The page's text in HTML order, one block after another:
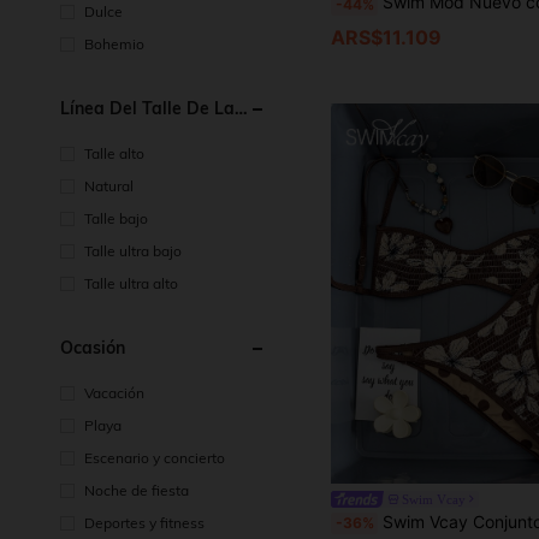
Dulce
Bohemio
Línea Del Talle De La
Talle alto
Natural
Talle bajo
Talle ultra bajo
Talle ultra alto
Ocasión
Vacación
Playa
Escenario y concierto
Noche de fiesta
Deportes y fitness
-44%
ARS$11.109
-36% Swim Vcay Conjunto de bikini de 2 piezas para mujer con parte superior tipo bandeau de tirantes finos, estampado aleatorio reversible, y Bottom con corte